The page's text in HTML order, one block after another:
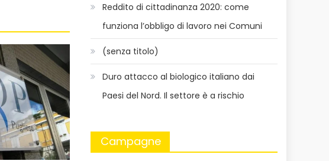
Reddito di cittadinanza 2020: come
funziona l’obbligo di lavoro nei Comuni
(senza titolo)
Duro attacco al biologico italiano dai
Paesi del Nord. Il settore è a rischio
Campagne